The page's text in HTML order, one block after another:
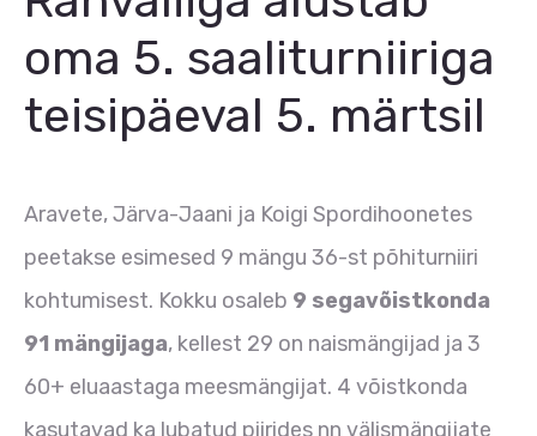
oma 5. saaliturniiriga
teisipäeval 5. märtsil
Aravete, Järva-Jaani ja Koigi Spordihoonetes
peetakse esimesed 9 mängu 36-st põhiturniiri
kohtumisest. Kokku osaleb 9 segavõistkonda
91 mängijaga, kellest 29 on naismängijad ja 3
60+ eluaastaga meesmängijat. 4 võistkonda
kasutavad ka lubatud piirides nn välismängijate